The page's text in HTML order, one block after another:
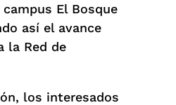
El Bosque
así el avance
la Red de
los interesados